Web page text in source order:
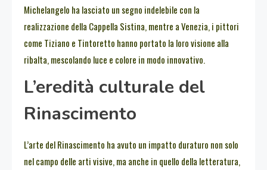
Michelangelo ha lasciato un segno indelebile con la
realizzazione della Cappella Sistina, mentre a Venezia, i pittori
come Tiziano e Tintoretto hanno portato la loro visione alla
ribalta, mescolando luce e colore in modo innovativo.
L’eredità culturale del
Rinascimento
L’arte del Rinascimento ha avuto un impatto duraturo non solo
nel campo delle arti visive, ma anche in quello della letteratura,